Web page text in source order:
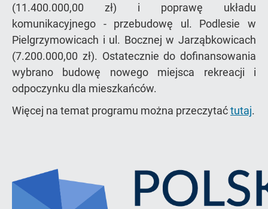
(11.400.000,00 zł) i poprawę układu
komunikacyjnego - przebudowę ul. Podlesie w
Pielgrzymowicach i ul. Bocznej w Jarząbkowicach
(7.200.000,00 zł). Ostatecznie do dofinansowania
wybrano budowę nowego miejsca rekreacji i
odpoczynku dla mieszkańców.
Więcej na temat programu można przeczytaćtutaj.